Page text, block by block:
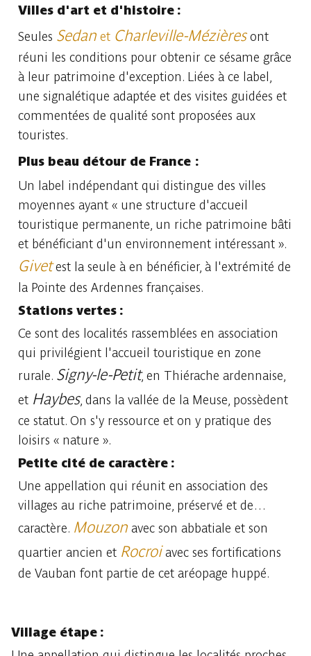
Villes d'art et d'histoire :
Seules Sedan et Charleville-Mézièresont
réuni les conditions pour obtenir ce sésame grâce
à leur patrimoine d'exception. Liées à ce label,
une signalétique adaptée et des visites guidées et
commentées de qualité sont proposées aux
touristes.
Plus beau détour de France :
Un label indépendant qui distingue des villes
moyennes ayant « une structure d'accueil
touristique permanente, un riche patrimoine bâti
et bénéficiant d'un environnement intéressant ».
Givet est la seule à en bénéficier, à l'extrémité de
la Pointe des Ardennes françaises.
Stations vertes :
Ce sont des localités rassemblées en association
qui privilégient l'accueil touristique en zone
rurale. Signy-le-Petit, en Thiérache ardennaise,
et Haybes, dans la vallée de la Meuse, possèdent
ce statut. On s'y ressource et on y pratique des
loisirs « nature ».
Petite cité de caractère :
Une appellation qui réunit en association des
villages au riche patrimoine, préservé et de…
caractère. Mouzon avec son abbatiale et son
quartier ancien et Rocroi avec ses fortifications
de Vauban font partie de cet aréopage huppé.
Village étape :